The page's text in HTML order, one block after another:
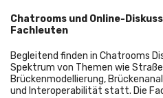
Chatrooms und Online-
Fachleuten
Begleitend finden in Chatrooms
Spektrum von Themen wie
Brückenmodellierung,
und Interoperabilität statt. Die